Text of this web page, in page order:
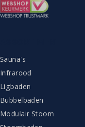
Sauna's
Infrarood
Ligbaden
Bubbelbaden
Modulair Stoom